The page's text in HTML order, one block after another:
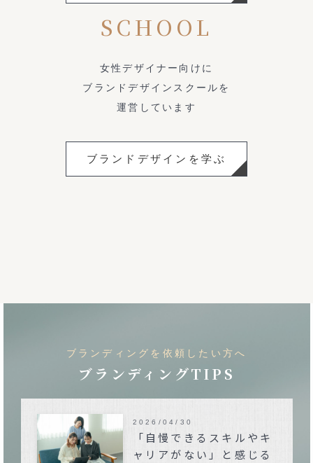
SCHOOL
女性デザイナー向けに
ブランドデザインスクールを
運営しています
ブランドデザインを学ぶ
ブランディングを依頼したい方へ
ブランディングTIPS
「自慢できるスキルやキ
ャリアがない」と感じる
2026/04/30